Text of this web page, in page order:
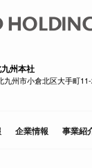
州本社
九州市小倉北区大手町
企業情報 事業紹